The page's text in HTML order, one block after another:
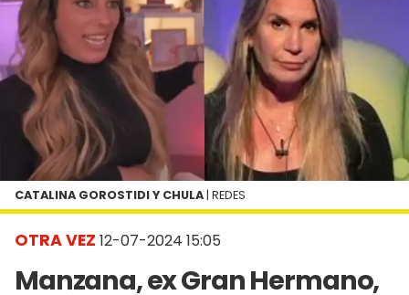
OTRA VEZ 12-07-2024 15:05
Manzana, ex Gran Hermano,
CATALINA GOROSTIDI Y CHULA | REDES